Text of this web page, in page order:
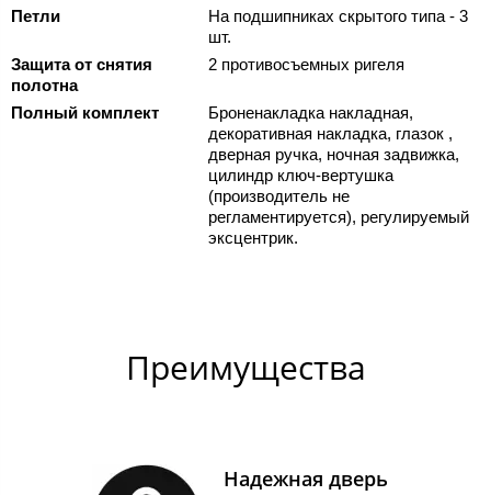
Петли
На подшипниках скрытого типа - 3
шт.
Защита от снятия
полотна
2 противосъемных ригеля
Полный комплект
Броненакладка накладная,
декоративная накладка, глазок ,
дверная ручка, ночная задвижка,
цилиндр ключ-вертушка
(производитель не
регламентируется), регулируемый
эксцентрик.
Преимущества
Надежная дверь